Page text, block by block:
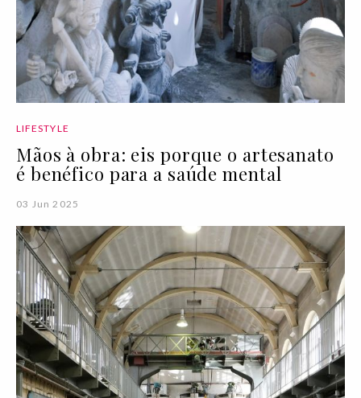
LIFESTYLE
Mãos à obra: eis porque o artesanato
é benéfico para a saúde mental
03 Jun 2025